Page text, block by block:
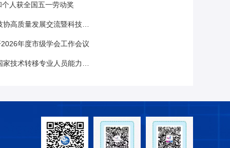
人获全国五一劳动奖
流暨科技志愿服务助益河北启动活动在唐山举办
年度市级学会工作会议
员能力等级（初级技术经理人）培训会圆满落幕